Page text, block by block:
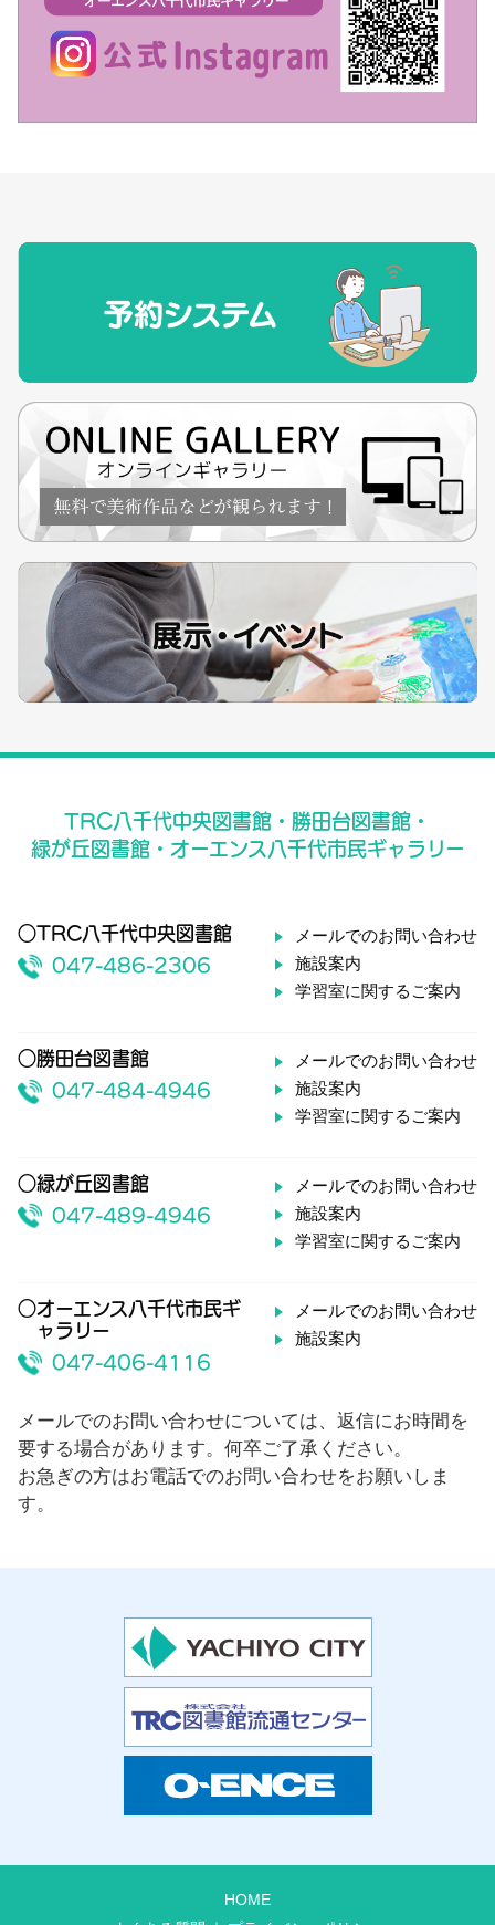
TRC八千代中央図書館・勝田台図書館・
緑が丘図書館・オーエンス八千代市民ギャラリー
○TRC八千代中央図書館
047-486-2306
メールでのお問い合わせ
施設案内
学習室に関するご案内
○勝田台図書館
047-484-4946
メールでのお問い合わせ
施設案内
学習室に関するご案内
○緑が丘図書館
047-489-4946
メールでのお問い合わせ
施設案内
学習室に関するご案内
○オーエンス八千代市民ギ
ャラリー
047-406-4116
メールでのお問い合わせ
施設案内
メールでのお問い合わせについては、返信にお時間を
要する場合があります。何卒ご了承ください。
お急ぎの方はお電話でのお問い合わせをお願いしま
す。
HOME